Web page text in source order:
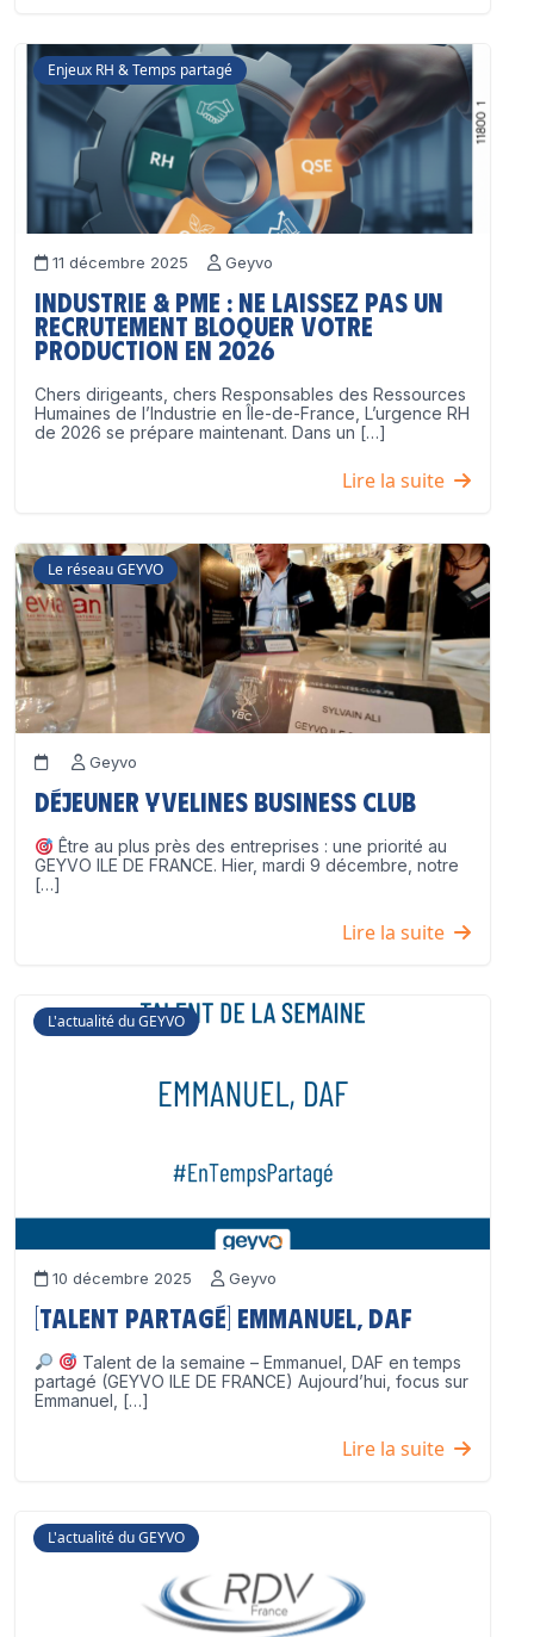
Enjeux RH & Temps partagé
11 décembre 2025 Geyvo
Industrie & PME : ne laissez pas un
recrutement bloquer votre
production en 2026
Chers dirigeants, chers Responsables des Ressources
Humaines de l’Industrie en Île-de-France, L’urgence RH
de 2026 se prépare maintenant. Dans un […]
Lire la suite
Le réseau GEYVO
Geyvo
Déjeuner Yvelines Business Club
Être au plus près des entreprises : une priorité au
GEYVO ILE DE FRANCE. Hier, mardi 9 décembre, notre
[…]
Lire la suite
L'actualité du GEYVO
10 décembre 2025 Geyvo
[Talent partagé] Emmanuel, DAF
Talent de la semaine – Emmanuel, DAF en temps
partagé (GEYVO ILE DE FRANCE) Aujourd’hui, focus sur
Emmanuel, […]
Lire la suite
L'actualité du GEYVO